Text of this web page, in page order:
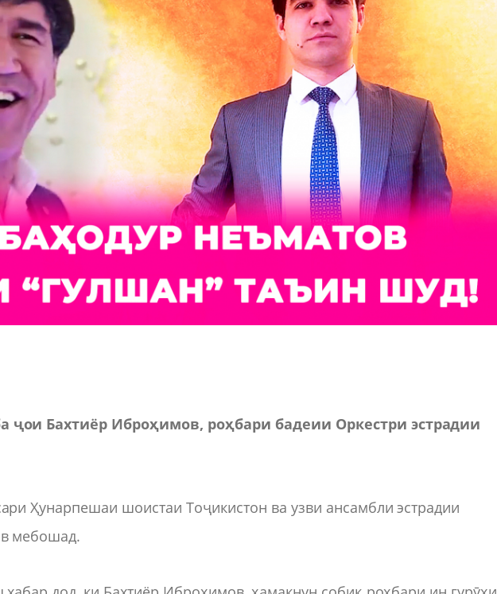
ҷои Бахтиёр Иброҳимов, роҳбари бадеии Оркестри эстрадии
Ҳунарпешаи шоистаи Тоҷикистон ва узви ансамбли эстрадии
мебошад.